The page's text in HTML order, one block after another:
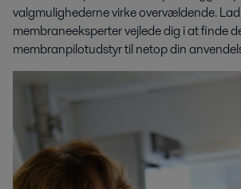
valgmulighederne virke overvældende.
membraneeksperter vejlede dig i at finde
membranpilotudstyr til netop din